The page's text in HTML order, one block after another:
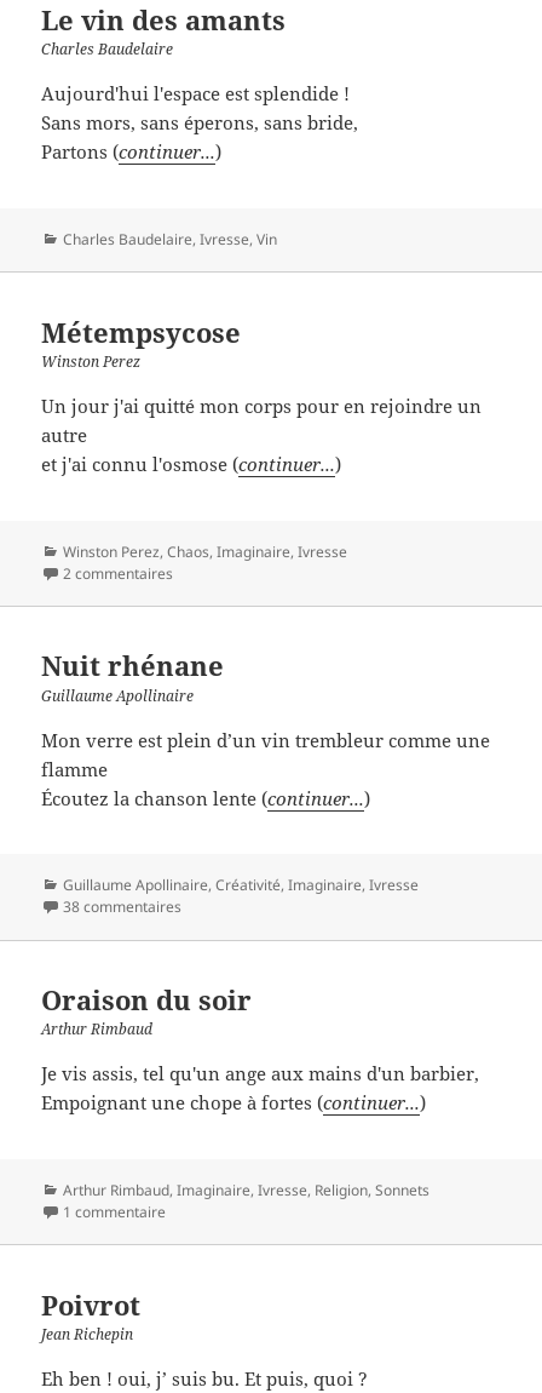
Le vin des amants
Charles Baudelaire
Aujourd'hui l'espace est splendide !
Sans mors, sans éperons, sans bride,
Partons (continuer...)
Catégories
Charles Baudelaire,Ivresse,Vin
Métempsycose
Winston Perez
Un jour j'ai quitté mon corps pour en rejoindre un
autre
et j'ai connu l'osmose (continuer...)
Catégories
Winston Perez,Chaos,Imaginaire,Ivresse
2 commentaires
Nuit rhénane
Guillaume Apollinaire
Mon verre est plein d’un vin trembleur comme une
flamme
Écoutez la chanson lente (continuer...)
Catégories
Guillaume Apollinaire,Créativité,Imaginaire,Ivresse
38 commentaires
Oraison du soir
Arthur Rimbaud
Je vis assis, tel qu'un ange aux mains d'un barbier,
Empoignant une chope à fortes (continuer...)
Catégories
Arthur Rimbaud,Imaginaire,Ivresse, Religion,Sonnets
1 commentaire
Poivrot
Jean Richepin
Eh ben ! oui, j’ suis bu. Et puis, quoi ?